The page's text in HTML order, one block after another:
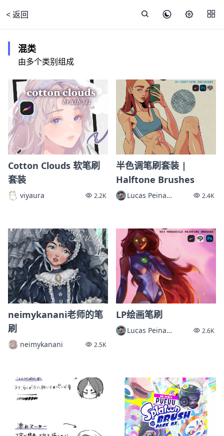
< 返回
混类
由多个类别组成
Cotton Clouds 软笔刷
套装
viyaura 2.2K
半色调笔刷套装 |
Halftone Brushes
Lucas Peinador 2.4K
neimykanani老师的笔
刷
neimykanani 2.5K
LP绘画笔刷
Lucas Peinador 2.6K